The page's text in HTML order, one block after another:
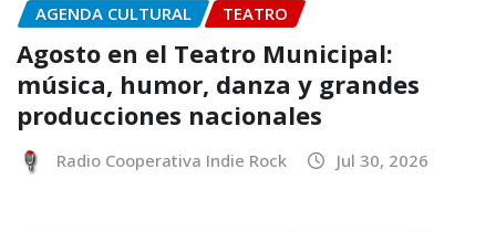
AGENDA CULTURAL TEATRO
Agosto en el Teatro Municipal:
música, humor, danza y grandes
producciones nacionales
Radio Cooperativa Indie Rock Jul 30, 2026